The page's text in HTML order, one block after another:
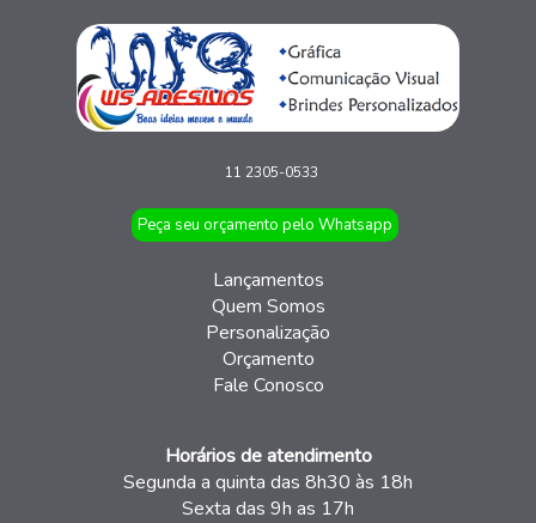
11 2305-0533
Peça seu orçamento pelo Whatsapp
Lançamentos
Quem Somos
Personalização
Orçamento
Fale Conosco
Horários de atendimento
Segunda a quinta das 8h30 às 18h
Sexta das 9h as 17h